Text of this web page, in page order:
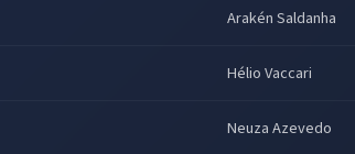
Arakén Saldanha
Hélio Vaccari
Neuza Azevedo